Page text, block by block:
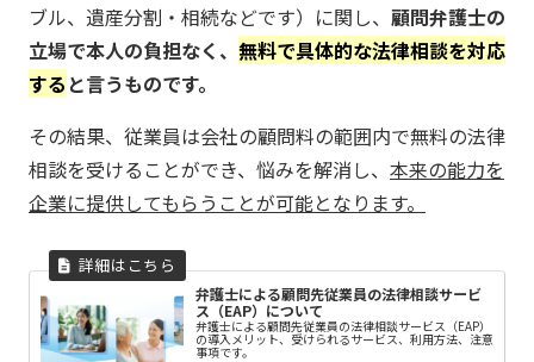
ブル、遺産分割・相続などです）に関し、 顧問弁護士の
立場で本人の負担なく、 無料で具体的な法律相談を対応
する と言うものです。
その結果、従業員は会社の顧問料の範囲内で無料の法律
相談を受けることができ、悩みを解消し、 本来の能力を
企業に提供してもらうことが可能となります。
弁護士による顧問先従業員の法律相談サービ
ス（EAP）について
弁護士による顧問先従業員の法律相談サービス（EAP）
の導入メリット、受けられるサービス、利用方法、注意
事項です。